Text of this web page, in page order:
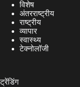
विशेष
अंतरराष्ट्रीय
राष्ट्रीय
व्यापार
स्वास्थ्य
टेक्नोलॉजी
ट्रेंडिंग